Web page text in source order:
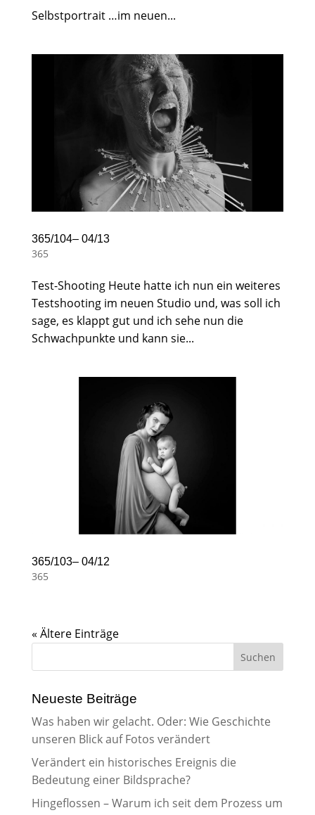
Selbstportrait …im neuen...
365/104– 04/13
365
Test-Shooting Heute hatte ich nun ein weiteres
Testshooting im neuen Studio und, was soll ich
sage, es klappt gut und ich sehe nun die
Schwachpunkte und kann sie...
365/103– 04/12
365
« Ältere Einträge
Neueste Beiträge
Was haben wir gelacht. Oder: Wie Geschichte
unseren Blick auf Fotos verändert
Verändert ein historisches Ereignis die
Bedeutung einer Bildsprache?
Hingeflossen – Warum ich seit dem Prozess um